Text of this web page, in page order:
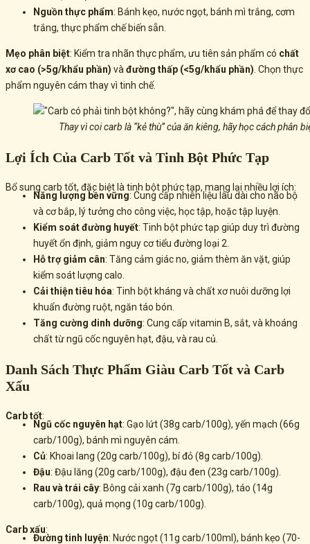
Nguồn thực phẩm: Bánh kẹo, nước ngọt, bánh mì trắng, cơm
trắng, thực phẩm chế biến sẵn.
Mẹo phân biệt: Kiểm tra nhãn thực phẩm, ưu tiên sản phẩm có chất
xơ cao (>5g/khẩu phần) và đường thấp (<5g/khẩu phần) . Chọn thực
phẩm nguyên cám thay vì tinh chế.
Thay vì coi carb là “kẻ thù” của ăn kiêng, hãy học cách phân
Lợi Ích Của Carb Tốt và Tinh Bột Phức Tạp
Bổ sung carb tốt, đặc biệt là tinh bột phức tạp, mang lại nhiều lợi ích:
Năng lượng bền vững: Cung cấp nhiên liệu lâu dài cho não bộ
và cơ bắp, lý tưởng cho công việc, học tập, hoặc tập luyện.
Kiểm soát đường huyết: Tinh bột phức tạp giúp duy trì đường
huyết ổn định, giảm nguy cơ tiểu đường loại 2.
Hỗ trợ giảm cân: Tăng cảm giác no, giảm thèm ăn vặt, giúp
kiểm soát lượng calo.
Cải thiện tiêu hóa: Tinh bột kháng và chất xơ nuôi dưỡng lợi
khuẩn đường ruột, ngăn táo bón.
Tăng cường dinh dưỡng: Cung cấp vitamin B, sắt, và khoáng
chất từ ngũ cốc nguyên hạt, đậu, và rau củ.
Danh Sách Thực Phẩm Giàu Carb Tốt và Carb
Xấu
Carb tốt:
Ngũ cốc nguyên hạt: Gạo lứt (38g carb/100g), yến mạch (66g
carb/100g), bánh mì nguyên cám.
Củ: Khoai lang (20g carb/100g), bí đỏ (8g carb/100g).
Đậu: Đậu lăng (20g carb/100g), đậu đen (23g carb/100g).
Rau và trái cây: Bông cải xanh (7g carb/100g), táo (14g
carb/100g), quả mọng (10g carb/100g).
Carb xấu:
Đường tinh luyện: Nước ngọt (11g carb/100ml), bánh kẹo (70-